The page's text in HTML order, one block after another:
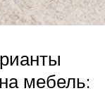
мебель: